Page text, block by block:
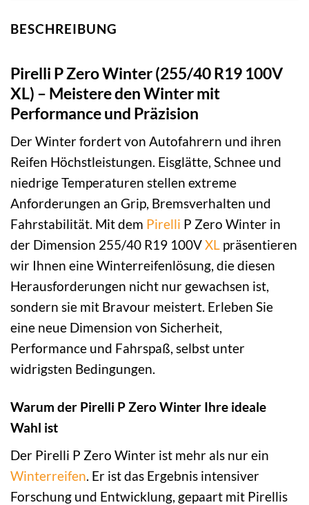
BESCHREIBUNG
Pirelli P Zero Winter (255/40 R19 100V
XL) – Meistere den Winter mit
Performance und Präzision
Der Winter fordert von Autofahrern und ihren
Reifen Höchstleistungen. Eisglätte, Schnee und
niedrige Temperaturen stellen extreme
Anforderungen an Grip, Bremsverhalten und
Fahrstabilität. Mit dem Pirelli P Zero Winter in
der Dimension 255/40 R19 100VXL präsentieren
wir Ihnen eine Winterreifenlösung, die diesen
Herausforderungen nicht nur gewachsen ist,
sondern sie mit Bravour meistert. Erleben Sie
eine neue Dimension von Sicherheit,
Performance und Fahrspaß, selbst unter
widrigsten Bedingungen.
Warum der Pirelli P Zero Winter Ihre ideale
Wahl ist
Der Pirelli P Zero Winter ist mehr als nur ein
Winterreifen . Er ist das Ergebnis intensiver
Forschung und Entwicklung, gepaart mit Pirellis